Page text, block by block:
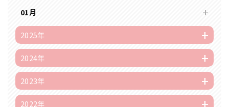
01月
2025年
2024年
2023年
2022年